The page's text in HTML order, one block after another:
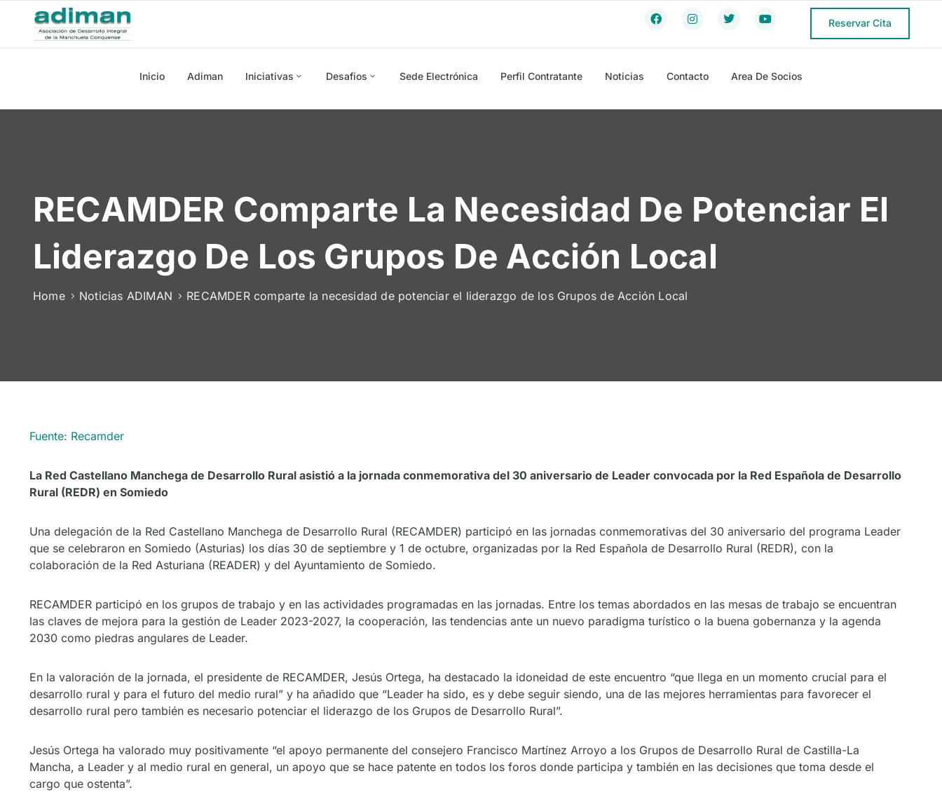
Reservar Cita
Inicio Adiman Iniciativas Desafios Sede Electrónica Perfil Contratante Noticias Contacto Area De Socios
RECAMDER Comparte La Necesidad De Potenciar El
Liderazgo De Los Grupos De Acción Local
Home Noticias ADIMAN RECAMDER comparte la necesidad de potenciar el liderazgo de los Grupos de Acción Local
Fuente: Recamder
La Red Castellano Manchega de Desarrollo Rural asistió a la jornada conmemorativa del 30 aniversario de Leader convocada por la Red Española de Desarrollo
Rural (REDR) en Somiedo
Una delegación de la Red Castellano Manchega de Desarrollo Rural (RECAMDER) participó en las jornadas conmemorativas del 30 aniversario del programa Leader
que se celebraron en Somiedo (Asturias) los días 30 de septiembre y 1 de octubre, organizadas por la Red Española de Desarrollo Rural (REDR), con la
colaboración de la Red Asturiana (READER) y del Ayuntamiento de Somiedo.
RECAMDER participó en los grupos de trabajo y en las actividades programadas en las jornadas. Entre los temas abordados en las mesas de trabajo se encuentran
las claves de mejora para la gestión de Leader 2023-2027, la cooperación, las tendencias ante un nuevo paradigma turístico o la buena gobernanza y la agenda
2030 como piedras angulares de Leader.
En la valoración de la jornada, el presidente de RECAMDER, Jesús Ortega, ha destacado la idoneidad de este encuentro “que llega en un momento crucial para el
desarrollo rural y para el futuro del medio rural” y ha añadido que “Leader ha sido, es y debe seguir siendo, una de las mejores herramientas para favorecer el
desarrollo rural pero también es necesario potenciar el liderazgo de los Grupos de Desarrollo Rural”.
Jesús Ortega ha valorado muy positivamente “el apoyo permanente del consejero Francisco Martínez Arroyo a los Grupos de Desarrollo Rural de Castilla-La
Mancha, a Leader y al medio rural en general, un apoyo que se hace patente en todos los foros donde participa y también en las decisiones que toma desde el
cargo que ostenta”.